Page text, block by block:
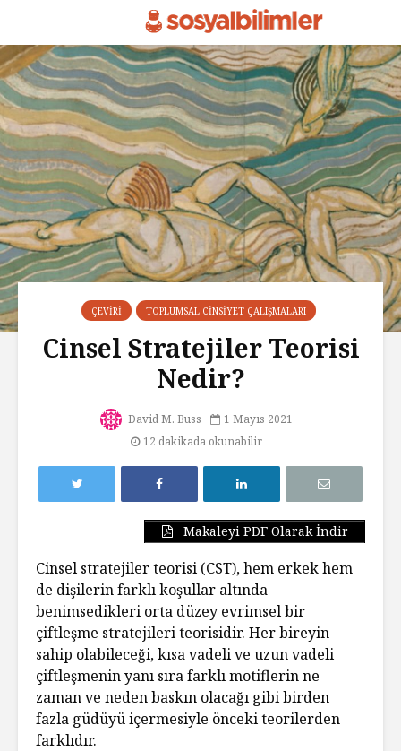
ÇEVIRI TOPLUMSAL CINSIYET ÇALIŞMALARI
Cinsel Stratejiler Teorisi
Nedir?
David M. Buss
1 Mayıs 2021
12 dakikada okunabilir
Makaleyi PDF Olarak İndir
Cinsel stratejiler teorisi (CST), hem erkek hem
de dişilerin farklı koşullar altında
benimsedikleri orta düzey evrimsel bir
çiftleşme stratejileri teorisidir. Her bireyin
sahip olabileceği, kısa vadeli ve uzun vadeli
çiftleşmenin yanı sıra farklı motiflerin ne
zaman ve neden baskın olacağı gibi birden
fazla güdüyü içermesiyle önceki teorilerden
farklıdır.